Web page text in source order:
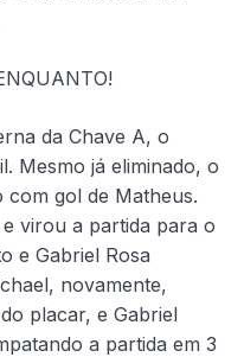
da Chave A, o
Mesmo já eliminado, o
gol de Matheus.
virou a partida para o
e Gabriel Rosa
novamente,
placar, e Gabriel
a partida em 3